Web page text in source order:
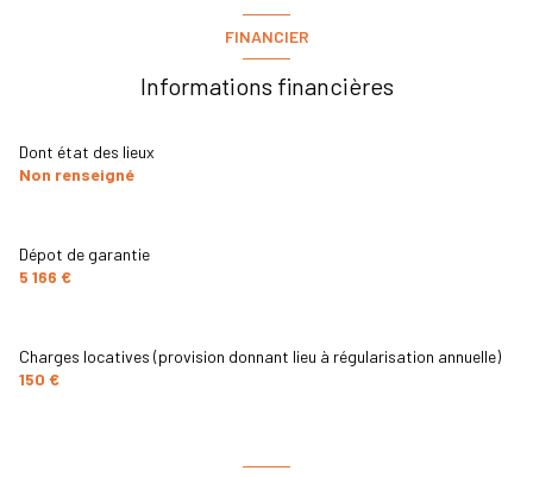
FINANCIER
Informations financières
Dont état des lieux
Non renseigné
Dépot de garantie
5 166 €
Charges locatives (provision donnant lieu à régularisation annuelle)
150 €